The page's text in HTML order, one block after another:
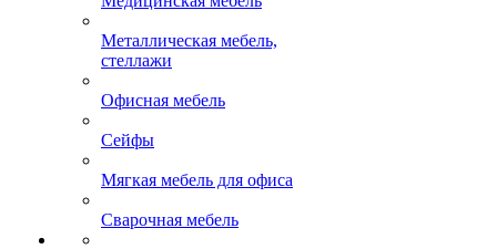
Металлическая мебель,
стеллажи
Офисная мебель
Сейфы
Мягкая мебель для офиса
Сварочная мебель